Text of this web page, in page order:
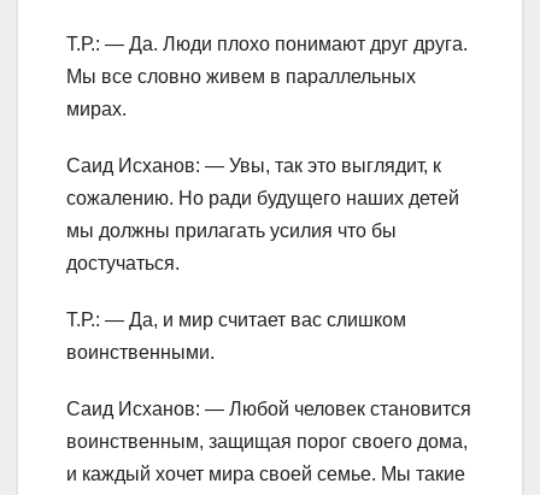
Т.Р.: — Да. Люди плохо понимают друг друга.
Мы все словно живем в параллельных
мирах.
Саид Исханов: — Увы, так это выглядит, к
сожалению. Но ради будущего наших детей
мы должны прилагать усилия что бы
достучаться.
Т.Р.: — Да, и мир считает вас слишком
воинственными.
Саид Исханов: — Любой человек становится
воинственным, защищая порог своего дома,
и каждый хочет мира своей семье. Мы такие